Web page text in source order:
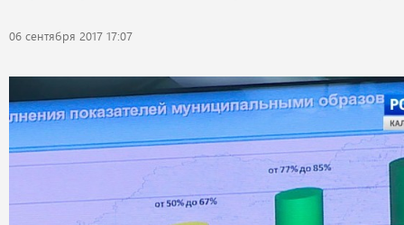
06 сентября 2017 17:07